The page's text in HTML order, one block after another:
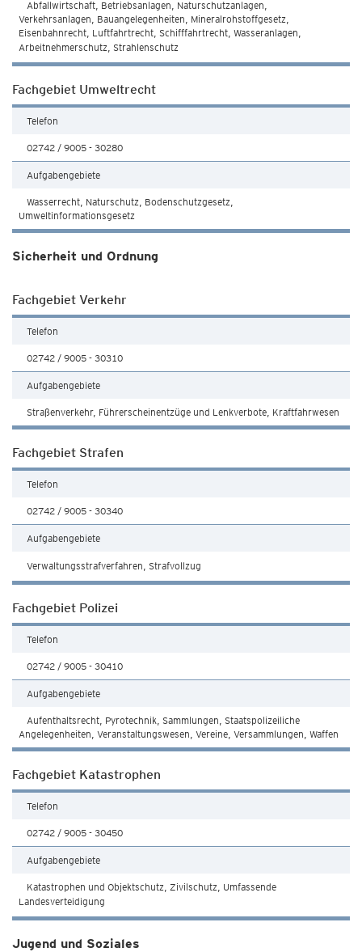
Abfallwirtschaft, Betriebsanlagen, Naturschutzanlagen,
Verkehrsanlagen, Bauangelegenheiten, Mineralrohstoffgesetz,
Eisenbahnrecht, Luftfahrtrecht, Schifffahrtrecht, Wasseranlagen,
Arbeitnehmerschutz, Strahlenschutz
Fachgebiet Umweltrecht
Telefon
02742 / 9005 - 30280
Aufgabengebiete
Wasserrecht, Naturschutz, Bodenschutzgesetz,
Umweltinformationsgesetz
Sicherheit und Ordnung
Fachgebiet Verkehr
Telefon
02742 / 9005 - 30310
Aufgabengebiete
Straßenverkehr, Führerscheinentzüge und Lenkverbote, Kraftfahrwesen
Fachgebiet Strafen
Telefon
02742 / 9005 - 30340
Aufgabengebiete
Verwaltungsstrafverfahren, Strafvollzug
Fachgebiet Polizei
Telefon
02742 / 9005 - 30410
Aufgabengebiete
Aufenthaltsrecht, Pyrotechnik, Sammlungen, Staatspolizeiliche
Angelegenheiten, Veranstaltungswesen, Vereine, Versammlungen, Waffen
Fachgebiet Katastrophen
Telefon
02742 / 9005 - 30450
Aufgabengebiete
Katastrophen und Objektschutz, Zivilschutz, Umfassende
Landesverteidigung
Jugend und Soziales